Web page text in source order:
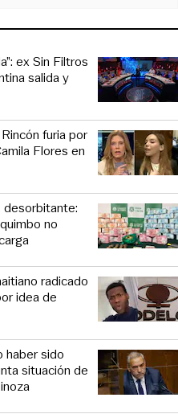
ex Sin Filtros
salida y
furia por
Flores en
desorbitante:
no
radicado
idea de
haber sido
situación de